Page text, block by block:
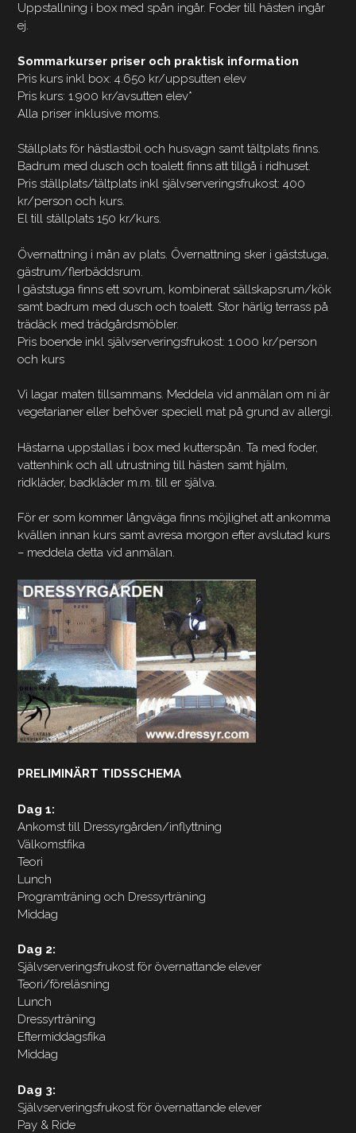
Uppstallning i box med spån ingår. Foder till hästen ingår
ej.
Sommarkurser priser och praktisk information
Pris kurs inkl box: 4.650 kr/uppsutten elev
Pris kurs: 1.900 kr/avsutten elev*
Alla priser inklusive moms.
Ställplats för hästlastbil och husvagn samt tältplats finns.
Badrum med dusch och toalett finns att tillgå i ridhuset.
Pris ställplats/tältplats inkl självserveringsfrukost: 400
kr/person och kurs.
El till ställplats 150 kr/kurs.
Övernattning i mån av plats. Övernattning sker i gäststuga,
gästrum/flerbäddsrum.
I gäststuga finns ett sovrum, kombinerat sällskapsrum/kök
samt badrum med dusch och toalett. Stor härlig terrass på
trädäck med trädgårdsmöbler.
Pris boende inkl självserveringsfrukost: 1.000 kr/person
och kurs
Vi lagar maten tillsammans. Meddela vid anmälan om ni är
vegetarianer eller behöver speciell mat på grund av allergi.
Hästarna uppstallas i box med kutterspån. Ta med foder,
vattenhink och all utrustning till hästen samt hjälm,
ridkläder, badkläder m.m. till er själva.
För er som kommer långväga finns möjlighet att ankomma
kvällen innan kurs samt avresa morgon efter avslutad kurs
– meddela detta vid anmälan.
PRELIMINÄRT TIDSSCHEMA
Dag 1:
Ankomst till Dressyrgården/inflyttning
Välkomstfika
Teori
Lunch
Programträning och Dressyrträning
Middag
Dag 2:
Självserveringsfrukost för övernattande elever
Teori/föreläsning
Lunch
Dressyrträning
Eftermiddagsfika
Middag
Dag 3:
Självserveringsfrukost för övernattande elever
Pay & Ride